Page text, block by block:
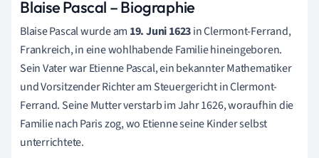
Blaise Pascal – Biographie
Blaise Pascal wurde am 19. Juni 1623in Clermont-Ferrand,
Frankreich, in eine wohlhabende Familie hineingeboren.
Sein Vater war Etienne Pascal, ein bekannter Mathematiker
und Vorsitzender Richter am Steuergericht in Clermont-
Ferrand. Seine Mutter verstarb im Jahr 1626, woraufhin die
Familie nach Paris zog, wo Etienne seine Kinder selbst
unterrichtete.